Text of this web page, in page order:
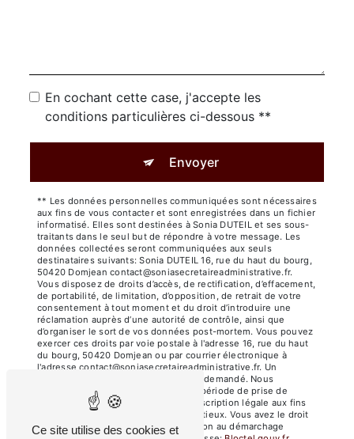
En cochant cette case, j'accepte les
conditions particulières ci-dessous **
Envoyer
** Les données personnelles communiquées sont nécessaires
aux fins de vous contacter et sont enregistrées dans un fichier
informatisé. Elles sont destinées à Sonia DUTEIL et ses sous-
traitants dans le seul but de répondre à votre message. Les
données collectées seront communiquées aux seuls
destinataires suivants: Sonia DUTEIL 16, rue du haut du bourg,
50420 Domjean contact@soniasecretaireadministrative.fr.
Vous disposez de droits d’accès, de rectification, d’effacement,
de portabilité, de limitation, d’opposition, de retrait de votre
consentement à tout moment et du droit d’introduire une
réclamation auprès d’une autorité de contrôle, ainsi que
d’organiser le sort de vos données post-mortem. Vous pouvez
exercer ces droits par voie postale à l'adresse 16, rue du haut
du bourg, 50420 Domjean ou par courrier électronique à
l'adresse contact@soniasecretaireadministrative.fr. Un
justificatif d'identité pourra vous être demandé. Nous
conservons vos données pendant la période de prise de
contact puis pendant la durée de prescription légale aux fins
probatoires et de gestion des contentieux. Vous avez le droit
de vous inscrire sur la liste d'opposition au démarchage
Ce site utilise des cookies et